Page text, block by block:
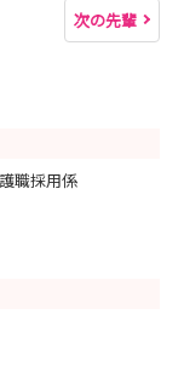
次の先輩
職採用係